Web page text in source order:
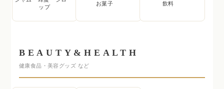
ップ
お菓子 飲料
BEAUTY&HEALTH
健康食品・美容グッズ など